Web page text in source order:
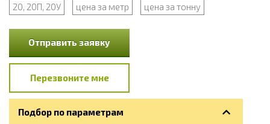
20, 20П, 20У
цена за метр цена за тонну
Отправить заявку
Перезвоните мне
Подбор по параметрам